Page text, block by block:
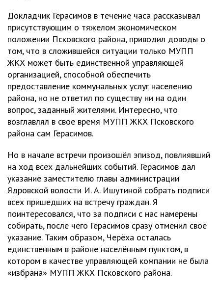
Докладчик Герасимов в течение часа рассказывал
присутствующим о тяжелом экономическом
положении Псковского района, приводил доводы о
том, что в сложившейся ситуации только МУПП
ЖКХ может быть единственной управляющей
организацией, способной обеспечить
предоставление коммунальных услуг населению
района, но не ответил по существу ни на один
вопрос, заданный жителями. Интересно, что
возглавлял в свое время МУПП ЖКХ Псковского
района сам Герасимов.
Но в начале встречи произошёл эпизод, повлиявший
на ход всех дальнейших событий. Герасимов дал
указание заместителю главы администрации
Ядровской волости И. А. Ишутиной собрать подписи
всех пришедших на встречу граждан. Я
поинтересовался, что за подписи с нас намерены
собирать, после чего Герасимов сразу отменил своё
указание. Таким образом, Черёха осталась
единственным в районе населённым пунктом, в
котором в качестве управляющей компании не была
«избрана» МУПП ЖКХ Псковского района.